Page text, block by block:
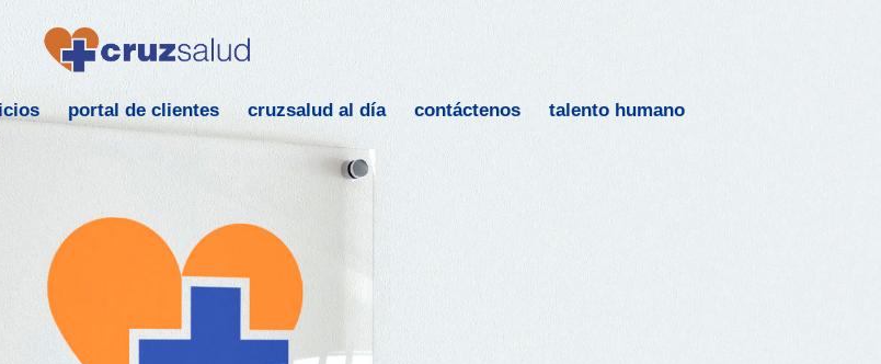
portal de clientes cruzsalud al día contáctenos talento humano